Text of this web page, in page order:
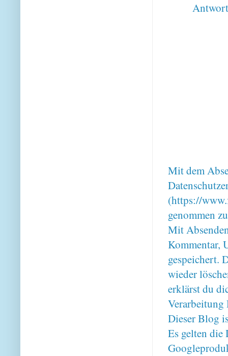
Mit dem
(https://
genommen
Mit
Kommentar,
gespeichert.
wieder
erklärst du
Verarbeitung
Dieser Blog
Es gelten